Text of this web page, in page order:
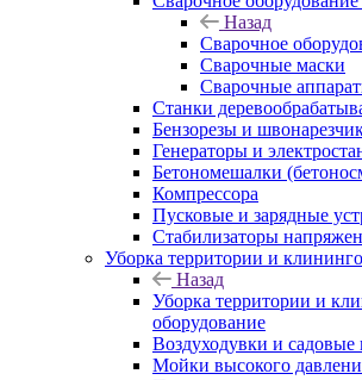
Назад
Сварочное
Сварочные маски
Сварочные
Станки
Бензорезы и
Генераторы и
Бетономешалки
Компрессора
Пусковые и зарядные
Стабилизаторы
Уборка территории и
Назад
Уборка территории и
оборудование
Воздуходувки и
Мойки высокого